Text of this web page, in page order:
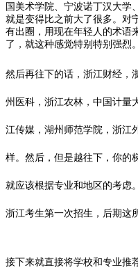
国美术学院、 宁波诺丁汉大学
就是变得比之前大了很多。对
有出圈，用现在年轻人的术语
了，就这种感觉特别特别强烈。
然后再往下的话，浙江财经，
州医科，浙江农林， 中国计量
江传媒，湖州师范学院，浙江
样。然后，但是越往下，你的
就应该根据专业和地区的考虑
浙江考生第一次招生，后期这
接下来就直接将学校和专业推